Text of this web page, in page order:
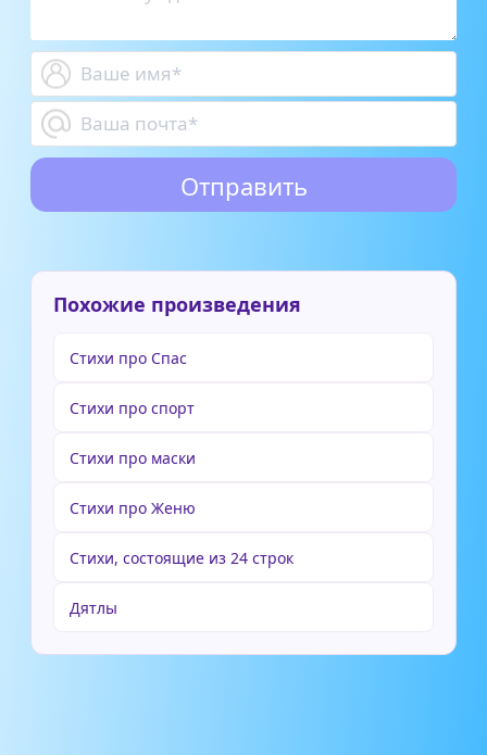
Похожие произведения
Стихи про Спас
Стихи про спорт
Стихи про маски
Стихи про Женю
Стихи, состоящие из 24 строк
Дятлы